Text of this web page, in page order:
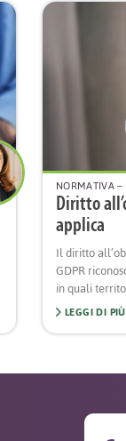
NORMATIVA–
Diritto
applica
Il diritto
GDPR
in quali
LEGGI DI PIÙ